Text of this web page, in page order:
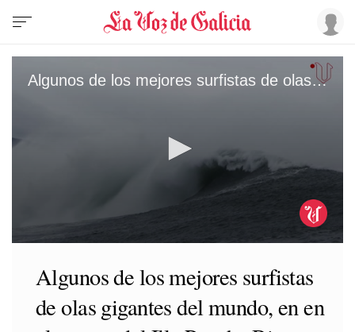
Algunos de los mejores surfistas de olas gigantes del mundo, vinieron a Ribadeo, para proceder al segundo entrenamiento de Illa pancha big waves de esta temporada
seconds
Algunos de los mejores surfistas
de olas gigantes del mundo, en en